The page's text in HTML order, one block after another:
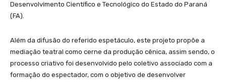
Desenvolvimento Científico e Tecnológico do Estado do Paraná
(FA).
Além da difusão do referido espetáculo, este projeto propõe a
mediação teatral como cerne da produção cênica, assim sendo, o
processo criativo foi desenvolvido pelo coletivo associado com a
formação do espectador, com o objetivo de desenvolver